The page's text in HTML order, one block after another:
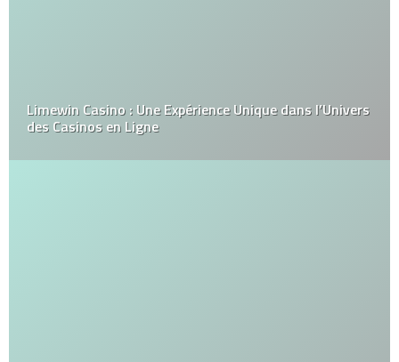
Limewin Casino : Une Expérience Unique dans l’Univers
des Casinos en Ligne